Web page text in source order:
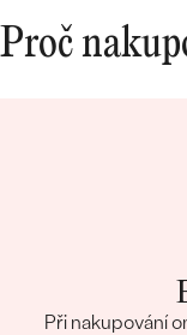
Proč
Při nakupování